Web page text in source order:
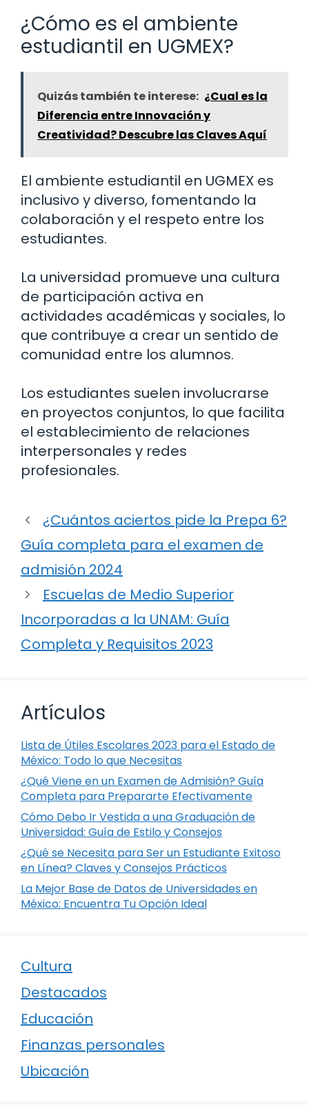
¿Cómo es el ambiente
estudiantil en UGMEX?
Quizás también te interese: ¿Cual es la
Diferencia entre Innovación y
Creatividad? Descubre las Claves Aquí
El ambiente estudiantil en UGMEX es
inclusivo y diverso, fomentando la
colaboración y el respeto entre los
estudiantes.
La universidad promueve una cultura
de participación activa en
actividades académicas y sociales, lo
que contribuye a crear un sentido de
comunidad entre los alumnos.
Los estudiantes suelen involucrarse
en proyectos conjuntos, lo que facilita
el establecimiento de relaciones
interpersonales y redes
profesionales.
¿Cuántos aciertos pide la Prepa 6?
Guía completa para el examen de
admisión 2024
Escuelas de Medio Superior
Incorporadas a la UNAM: Guía
Completa y Requisitos 2023
Artículos
Lista de Útiles Escolares 2023 para el Estado de
México: Todo lo que Necesitas
¿Qué Viene en un Examen de Admisión? Guía
Completa para Prepararte Efectivamente
Cómo Debo Ir Vestida a una Graduación de
Universidad: Guía de Estilo y Consejos
¿Qué se Necesita para Ser un Estudiante Exitoso
en Línea? Claves y Consejos Prácticos
La Mejor Base de Datos de Universidades en
México: Encuentra Tu Opción Ideal
Cultura
Destacados
Educación
Finanzas personales
Ubicación